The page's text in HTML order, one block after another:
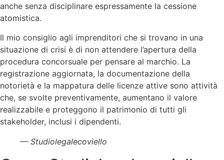
anche senza disciplinare espressamente la cessione
atomistica.
Il mio consiglio agli imprenditori che si trovano in una
situazione di crisi è di non attendere l’apertura della
procedura concorsuale per pensare al marchio. La
registrazione aggiornata, la documentazione della
notorietà e la mappatura delle licenze attive sono attività
che, se svolte preventivamente, aumentano il valore
realizzabile e proteggono il patrimonio di tutti gli
stakeholder, inclusi i dipendenti.
— Studiolegalecoviello